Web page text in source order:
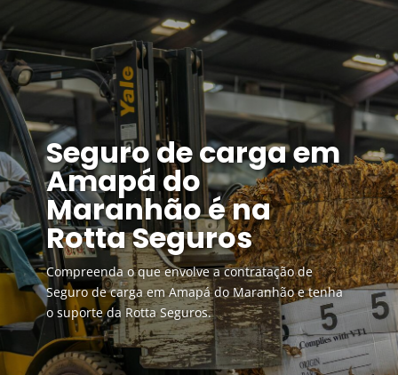
Seguro de carga em
Amapá do
Maranhão é na
Rotta Seguros
Compreenda o que envolve a contratação de
Seguro de carga em Amapá do Maranhão e tenha
o suporte da Rotta Seguros.